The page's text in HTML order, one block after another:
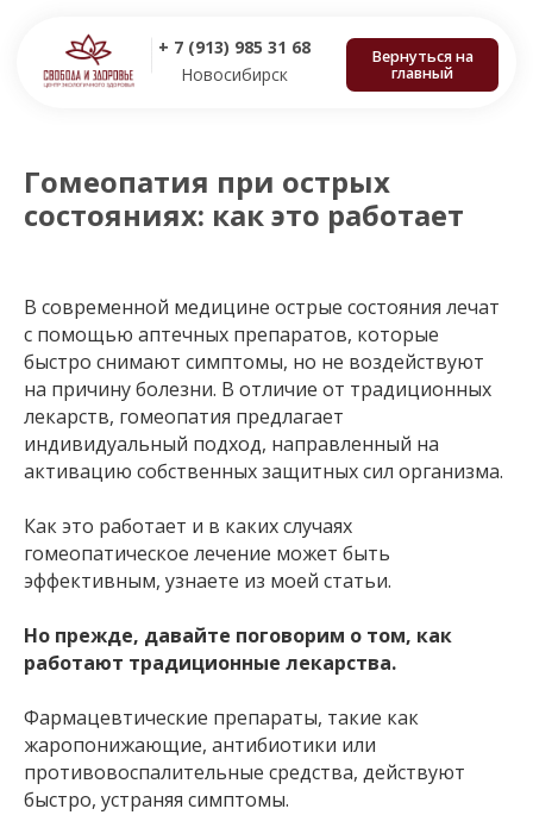
Вернуться на
главный
Новосибирск
Гомеопатия при острых
состояниях: как это работает
В современной медицине острые состояния лечат
с помощью аптечных препаратов, которые
быстро снимают симптомы, но не воздействуют
на причину болезни. В отличие от традиционных
лекарств, гомеопатия предлагает
индивидуальный подход, направленный на
активацию собственных защитных сил организма.
Как это работает и в каких случаях
гомеопатическое лечение может быть
эффективным, узнаете из моей статьи.
Но прежде, давайте поговорим о том, как
работают традиционные лекарства.
Фармацевтические препараты, такие как
жаропонижающие, антибиотики или
противовоспалительные средства, действуют
быстро, устраняя симптомы.